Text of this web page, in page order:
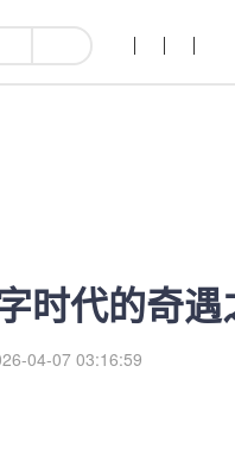
时代的奇遇
时代的奇遇
04-07 03:16:59